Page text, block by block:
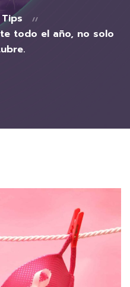
Tips
todo el año, no solo